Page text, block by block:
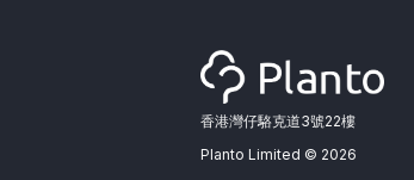
香港灣仔駱克道3號22樓
Planto Limited © 2026